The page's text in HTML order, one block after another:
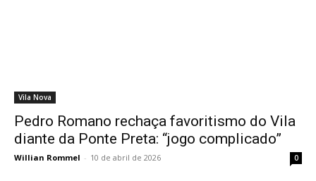
Vila Nova
Pedro Romano rechaça favoritismo do Vila
diante da Ponte Preta: “jogo complicado”
Willian Rommel - 10 de abril de 2026 0